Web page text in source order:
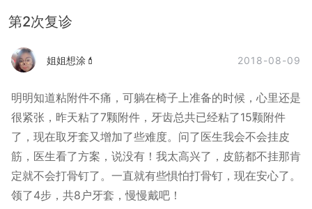
第2次复诊
姐姐想涂💄 2018-08-09
明明知道粘附件不痛，可躺在椅子上准备的时候，心里还是
很紧张，昨天粘了7颗附件，牙齿总共已经粘了15颗附件
了，现在取牙套又增加了些难度。问了医生我会不会挂皮
筋，医生看了方案，说没有！我太高兴了，皮筋都不挂那肯
定就不会打骨钉了。一直就有些惧怕打骨钉，现在安心了。
领了4步，共8户牙套，慢慢戴吧！